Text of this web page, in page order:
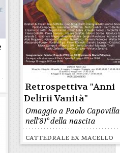
Retrospettiva "Anni
Delirii Vanità"
Omaggio a Paolo Capovilla
nell'81° della nascita
CATTEDRALE EX MACELLO